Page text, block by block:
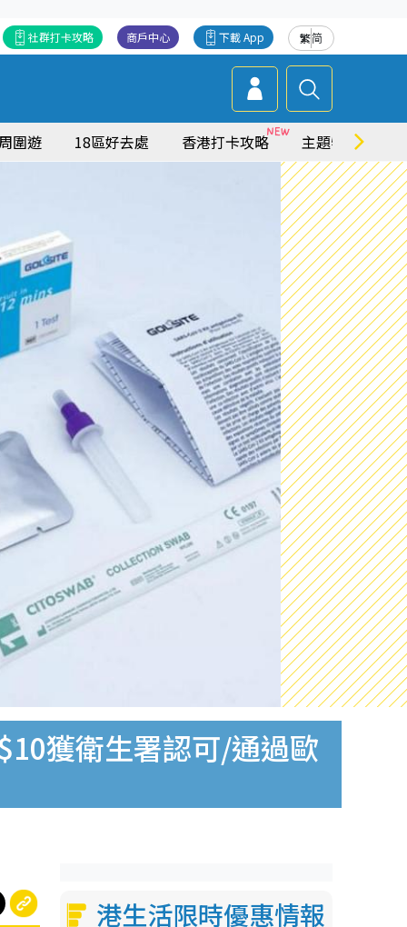
繁简
下載 App
商戶中心
社群打卡攻略
圍遊 18區好去處 香港打卡攻略 主題特集
獲衛生署認可/通過歐
港生活限時優惠情報